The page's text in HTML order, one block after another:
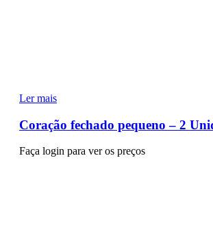
Ler mais
Coração fechado pequeno – 2
Faça login para ver os preços